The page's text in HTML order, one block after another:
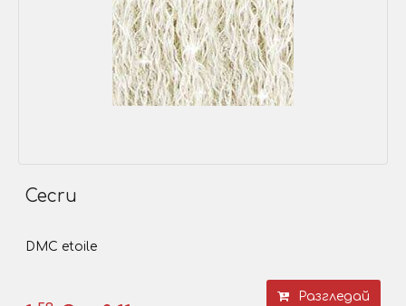
Cecru
DMC etoile
Разгледай